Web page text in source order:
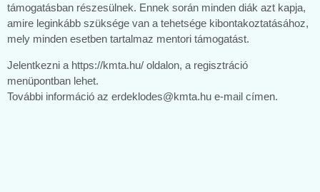
támogatásban részesülnek. Ennek során minden diák azt kapja,
amire leginkább szüksége van a tehetsége kibontakoztatásához,
mely minden esetben tartalmaz mentori támogatást.
Jelentkezni a https://kmta.hu/ oldalon, a regisztráció
menüpontban lehet.
További információ az erdeklodes@kmta.hu e-mail címen.